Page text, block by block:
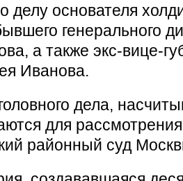
делу основателя
генерального
а также экс-вице-
Иванова.
дела,
для
районный суд